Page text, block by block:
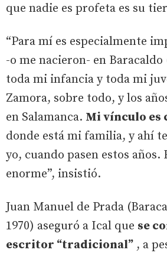
que nadie es profeta es su
“Para mí es especialmente
-o me nacieron- en
toda mi infancia y toda mi
Zamora, sobre todo, y los
en Salamanca. Mi vínculo es
donde está mi familia, y ahí
yo, cuando pasen estos años.
enorme”, insistió.
Juan Manuel de Prada
1970) aseguró a Ical que se
escritor “tradicional” , a